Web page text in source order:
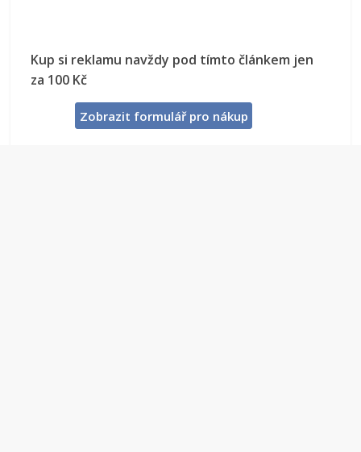
Kup si reklamu navždy pod tímto článkem jen
za 100 Kč
Zobrazit formulář pro nákup